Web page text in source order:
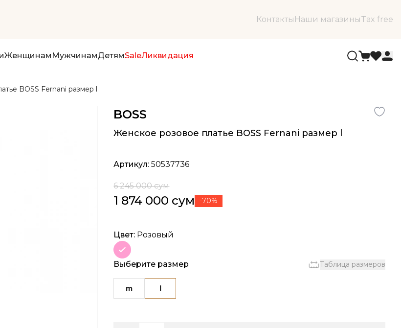
Контакты Наши магазиныTax free
Женщинам МужчинамДетямSaleЛиквидация
BOSS Fernani размер l
BOSS
Женское розовое платье BOSS Fernani размер l
Артикул: 50537736
6 245 000 сум
1 874 000 сум -70%
Цвет: Розовый
Выберите размер Таблица размеров
m l